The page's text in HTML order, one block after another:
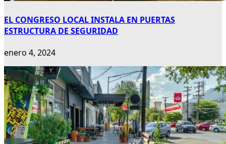
EL CONGRESO LOCAL INSTALA EN PUERTAS
ESTRUCTURA DE SEGURIDAD
enero 4, 2024